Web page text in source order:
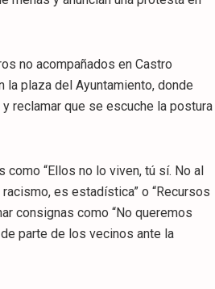
no acompañados en Castro
plaza del Ayuntamiento, donde
reclamar que se escuche la postura
“Ellos no lo viven, tú sí. No al
es estadística” o “Recursos
consignas como “No queremos
parte de los vecinos ante la